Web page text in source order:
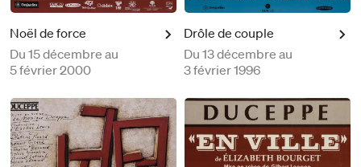
Noël de force
Du 15 décembre au
5 février 2000
Drôle de couple
Du 13 décembre au
3 février 1996